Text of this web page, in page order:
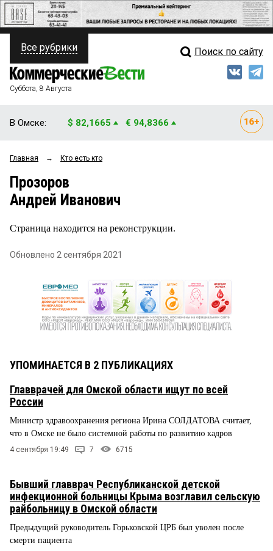
ПОЛИТИКА
ФИНАНСЫ
ОБЩЕСТВО
ЗАКОН
Свежий выпуск
Все рубрики Поиск по сайту
Суббота, 8 Августа
В Омске: $ 82,1665 € 94,8366
Главная → Кто есть кто
Прозоров
Андрей Иванович
Страница находится на реконструкции.
Обновлено 2 сентября 2021
УПОМИНАЕТСЯ В 2 ПУБЛИКАЦИЯХ
Главврачей для Омской области ищут по всей
России
Министр здравоохранения региона Ирина СОЛДАТОВА считает,
что в Омске не было системной работы по развитию кадров
4 сентября 19:49 7 6715
Бывший главврач Республиканской детской
инфекционной больницы Крыма возглавил сельскую
райбольницу в Омской области
Предыдущий руководитель Горьковской ЦРБ был уволен после
смерти пациента